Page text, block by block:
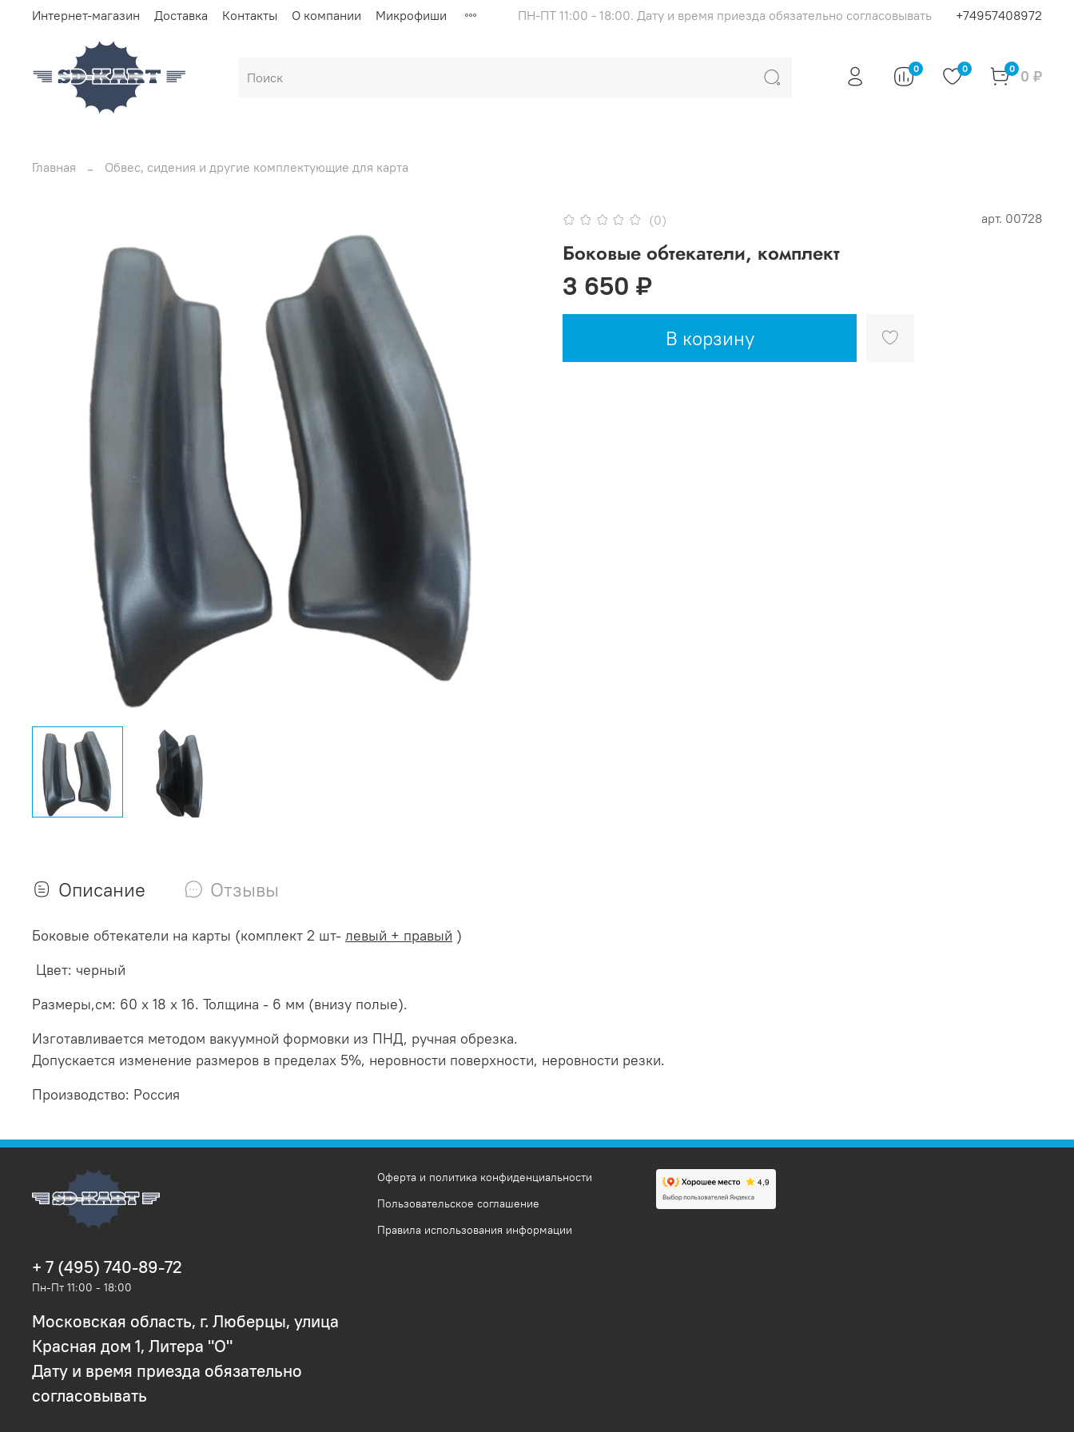
Интернет-магазин Доставка Контакты О компании Микрофиши ПН-ПТ 11:00 - 18:00. Дату и время приезда обязательно согласовывать +74957408972
0 0 0 0 ₽
Главная Обвес, сидения и другие комплектующие для карта
(0) арт. 00728
Боковые обтекатели, комплект
3 650 ₽
В корзину
Описание Отзывы
Боковые обтекатели на карты (комплект 2 шт- левый + правый )
Цвет: черный
Размеры,см: 60 х 18 х 16. Толщина - 6 мм (внизу полые).
Изготавливается методом вакуумной формовки из ПНД, ручная обрезка.
Допускается изменение размеров в пределах 5%, неровности поверхности, неровности резки.
Производство: Россия
Оферта и политика конфиденциальности
Пользовательское соглашение
Правила использования информации
+ 7 (495) 740-89-72
Пн-Пт 11:00 - 18:00
Московская область, г. Люберцы, улица
Красная дом 1, Литера "О"
Дату и время приезда обязательно
согласовывать